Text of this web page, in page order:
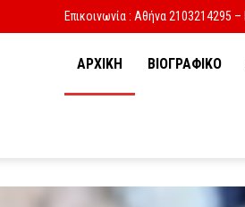
Επικοινωνία : Αθήνα
ΑΡΧΙΚΗ ΒΙΟΓΡΑΦΙΚΟ